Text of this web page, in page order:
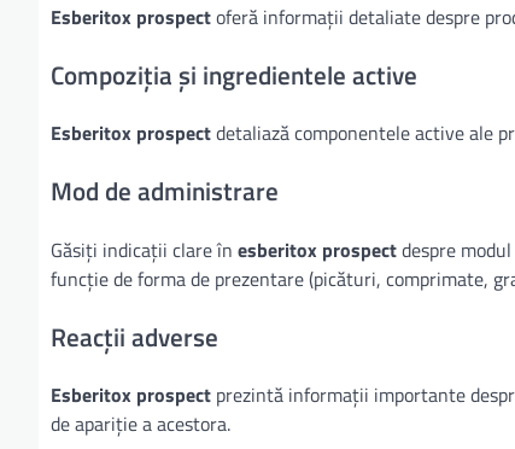
Esberitox prospectoferă informații detaliate despre
Compoziția și ingredientele active
Esberitox prospectdetaliază componentele active ale
Mod de administrare
Găsiți indicații clare în esberitox prospectdespre
funcție de forma de prezentare (picături, comprimate,
Reacții adverse
Esberitox prospect prezintă informații importante
de apariție a acestora.